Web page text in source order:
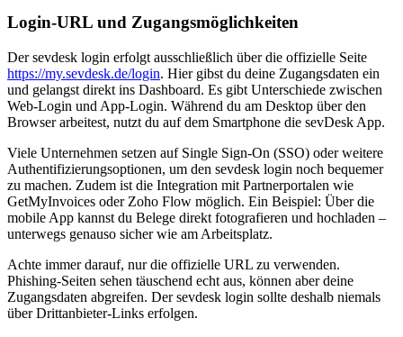
Login-URL und Zugangsmöglichkeiten
Der sevdesk login erfolgt ausschließlich über die offizielle Seite
https://my.sevdesk.de/login. Hier gibst du deine Zugangsdaten ein
und gelangst direkt ins Dashboard. Es gibt Unterschiede zwischen
Web-Login und App-Login. Während du am Desktop über den
Browser arbeitest, nutzt du auf dem Smartphone die sevDesk App.
Viele Unternehmen setzen auf Single Sign-On (SSO) oder weitere
Authentifizierungsoptionen, um den sevdesk login noch bequemer
zu machen. Zudem ist die Integration mit Partnerportalen wie
GetMyInvoices oder Zoho Flow möglich. Ein Beispiel: Über die
mobile App kannst du Belege direkt fotografieren und hochladen –
unterwegs genauso sicher wie am Arbeitsplatz.
Achte immer darauf, nur die offizielle URL zu verwenden.
Phishing-Seiten sehen täuschend echt aus, können aber deine
Zugangsdaten abgreifen. Der sevdesk login sollte deshalb niemals
über Drittanbieter-Links erfolgen.